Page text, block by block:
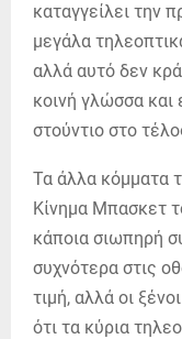
καταγγείλει την
μεγάλα
αλλά αυτό δεν
κοινή γλώσσα και
στούντιο στο
Τα άλλα κόμματα
Κίνημα Μπασκετ
κάποια σιωπηρή
συχνότερα στις
τιμή, αλλά οι
ότι τα κύρια